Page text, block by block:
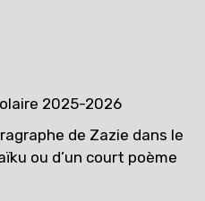
2025-2026
de Zazie dans le
ou d’un court poème